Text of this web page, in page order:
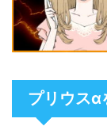
プリウスα